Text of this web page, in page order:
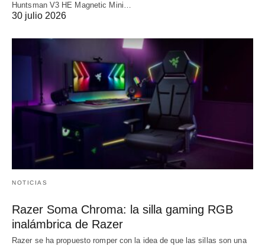
Huntsman V3 HE Magnetic Mini…
30 julio 2026
NOTICIAS
Razer Soma Chroma: la silla gaming RGB
inalámbrica de Razer
Razer se ha propuesto romper con la idea de que las sillas son una